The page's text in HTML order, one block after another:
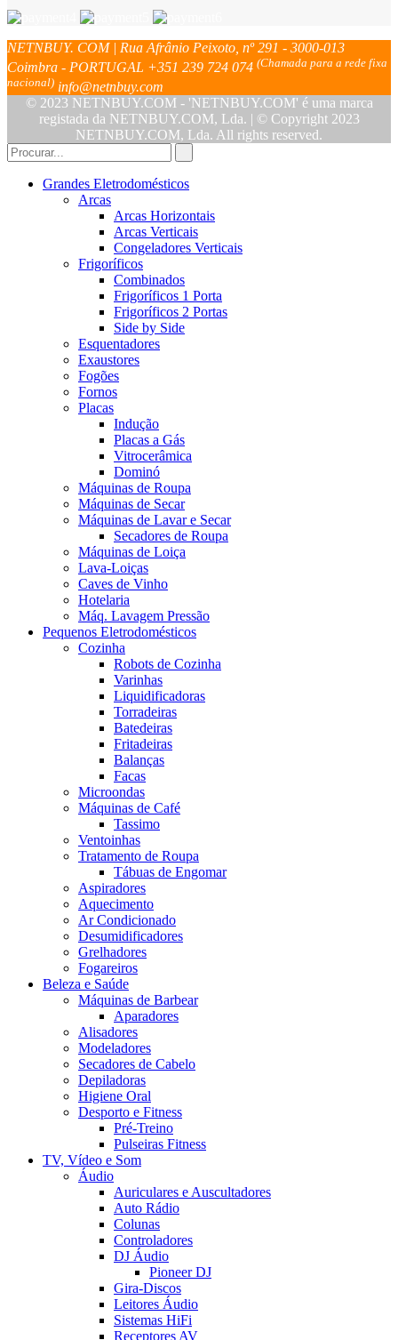
NETNBUY. COM | Rua Afrânio Peixoto, nº 291 - 3000-013
Coimbra - PORTUGAL +351 239 724 074 (Chamada para a rede fixa
nacional) info@netnbuy.com
© 2023 NETNBUY.COM - 'NETNBUY.COM' é uma marca
registada da NETNBUY.COM, Lda. | © Copyright 2023
NETNBUY.COM, Lda. All rights reserved.
Grandes Eletrodomésticos
Arcas
Arcas Horizontais
Arcas Verticais
Congeladores Verticais
Frigoríficos
Combinados
Frigoríficos 1 Porta
Frigoríficos 2 Portas
Side by Side
Esquentadores
Exaustores
Fogões
Fornos
Placas
Indução
Placas a Gás
Vitrocerâmica
Dominó
Máquinas de Roupa
Máquinas de Secar
Máquinas de Lavar e Secar
Secadores de Roupa
Máquinas de Loiça
Lava-Loiças
Caves de Vinho
Hotelaria
Máq. Lavagem Pressão
Pequenos Eletrodomésticos
Cozinha
Robots de Cozinha
Varinhas
Liquidificadoras
Torradeiras
Batedeiras
Fritadeiras
Balanças
Facas
Microondas
Máquinas de Café
Tassimo
Ventoinhas
Tratamento de Roupa
Tábuas de Engomar
Aspiradores
Aquecimento
Ar Condicionado
Desumidificadores
Grelhadores
Fogareiros
Beleza e Saúde
Máquinas de Barbear
Aparadores
Alisadores
Modeladores
Secadores de Cabelo
Depiladoras
Higiene Oral
Desporto e Fitness
Pré-Treino
Pulseiras Fitness
TV, Vídeo e Som
Áudio
Auriculares e Auscultadores
Auto Rádio
Colunas
Controladores
DJ Áudio
Pioneer DJ
Gira-Discos
Leitores Áudio
Sistemas HiFi
Receptores AV